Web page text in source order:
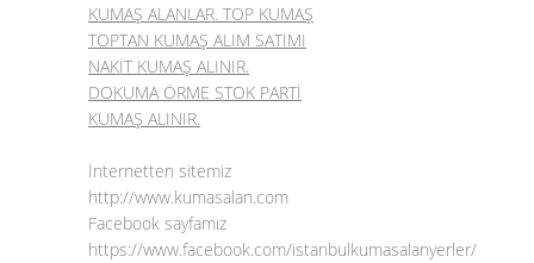
KUMAŞ ALANLAR. TOP KUMAŞ
TOPTAN KUMAŞ ALIM SATIMI
NAKİT KUMAŞ ALINIR.
DOKUMA ÖRME STOK PARTİ
KUMAŞ ALINIR.
İnternetten sitemiz
http://www.kumasalan.com
Facebook sayfamız
https://www.facebook.com/istanbulkumasalanyerler/